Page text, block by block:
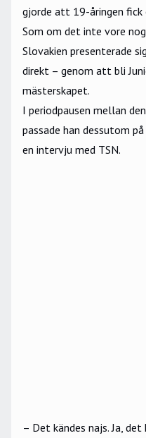
gjorde att 19-åringen fick
Som om det inte vore
Slovakien presenterade
direkt – genom att bli
mästerskapet.
I periodpausen mellan
passade han dessutom
en intervju med TSN.
– Det kändes najs. Ja,